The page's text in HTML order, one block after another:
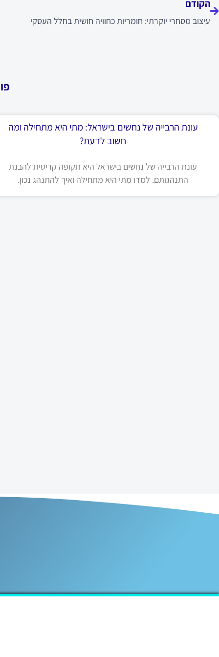
הקודם
עיצוב מסחרי יוקרתי: חומריות כחוויה חושית בחלל העסקי
עונת הרבייה של נחשים בישראל: מתי היא מתחילה ומה
חשוב לדעת?
עונת הרבייה של נחשים בישראל היא תקופה קריטית להבנת
התנהגותם. למדו מתי היא מתחילה ואיך להתנהג נכון.